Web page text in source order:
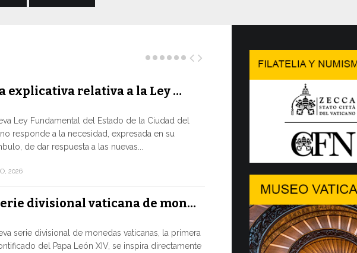
explicativa relativa a la Ley …
Ley Fundamental del Estado de la Ciudad del
responde a la necesidad, expresada en su
de dar respuesta a las nuevas...
2026
divisional vaticana de mon…
serie divisional de monedas vaticanas, la primera
del Papa León XIV, se inspira directamente
…
LA
EN
En un
13 JULIO, 2026
Tres